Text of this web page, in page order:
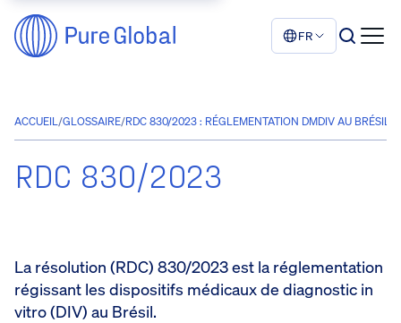
FR
ACCUEIL/GLOSSAIRE/RDC 830/2023 : RÉGLEMENTATION DMDIV AU BRÉSIL
RDC 830/2023
La résolution (RDC) 830/2023 est la réglementation
régissant les dispositifs médicaux de diagnostic in
vitro (DIV) au Brésil.